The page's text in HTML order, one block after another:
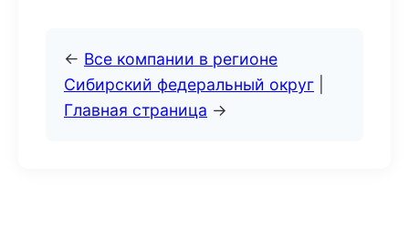
← Все компании в регионе
Сибирский федеральный округ
Главная страница →